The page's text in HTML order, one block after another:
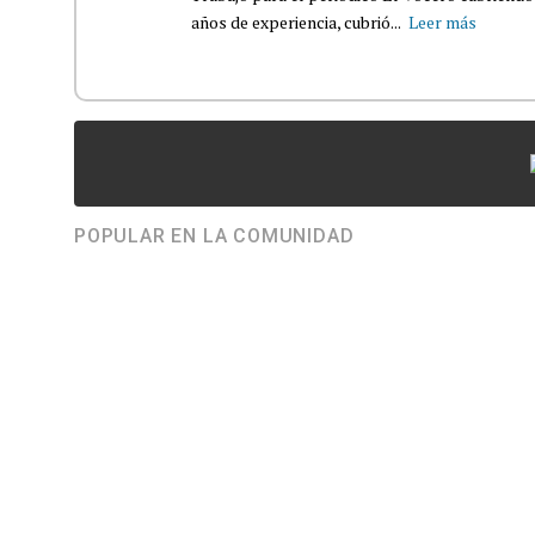
años de experiencia, cubrió... Leer más
POPULAR EN LA COMUNIDAD